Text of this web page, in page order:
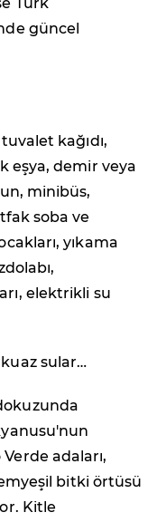
güncel
kağıdı,
eşya, demir veya
minibüs,
soba ve
yıkama
elektrikli su
sular…
adaları,
bitki örtüsü
Kitle